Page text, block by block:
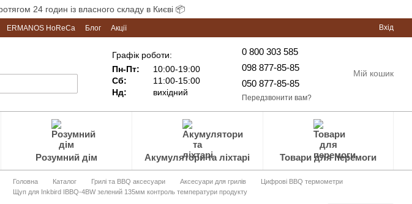
24 годин із власного складу в Києві 📦
ERMANOS HoReCa Блог Акції Вхід
Графік роботи:
Пн-Пт:
10:00-19:00
Сб:
11:00-15:00
Нд:
вихідний
0 800 303 585
098 877-85-85
050 877-85-85
Передзвонити вам?
Мій кошик
Розумний дім Акумулятори та ліхтарі Товари для перемоги
Головна Каталог Грилі та BBQ аксесуари Аксесуари для грилів
Цифрові BBQ термометри
Щуп для Inkbird IBBQ-4BW зелений 135мм контроль температури продукту